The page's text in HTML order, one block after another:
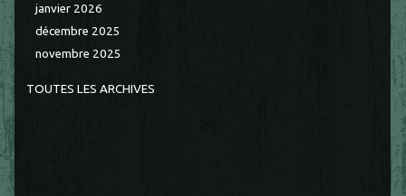
janvier 2026
décembre 2025
novembre 2025
TOUTES LES ARCHIVES